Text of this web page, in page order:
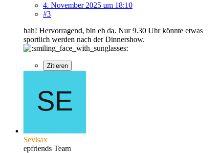
4. November 2025 um 18:10
#3
hah! Hervorragend, bin eh da. Nur 9.30 Uhr könnte etwas
sportlich werden nach der Dinnershow.
Zitieren
Sevisax
epfriends Team